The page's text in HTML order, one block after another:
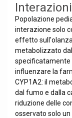
Interazioni
Popolazione
interazione solo
effetto
metabolizzato
specificatamente
influenzare la
CYP1A2: il
dal fumo e dalla
riduzione delle
osservato solo